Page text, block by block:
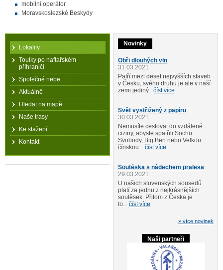
mobilní operátor
Moravskoslezské Beskydy
Novinky
Obři dlouhých vln
31.03.2021
Patří mezi deset nejvyšších staveb
v Česku, svého druhu je ale v naší
zemi jediný.číst více
Svět vystřižený z papíru
30.03.2021
Nemusíte cestovat do vzdálené
ciziny, abyste spatřili Sochu
Svobody, Big Ben nebo Velkou
čínskou...číst více
Soutěska s nádechem pralesa
29.03.2021
U našich slovenských sousedů
platí za jednu z nejkrásnějších
soutěsek. Přitom z Česka je
to...číst více
» více novinek
Naši partneři
Lokality
Toulky po naftařském
příhraničí
Společné nebe
Aktuálně
Hledat na mapě
Naše trasy
Ke stažení
Kontakt